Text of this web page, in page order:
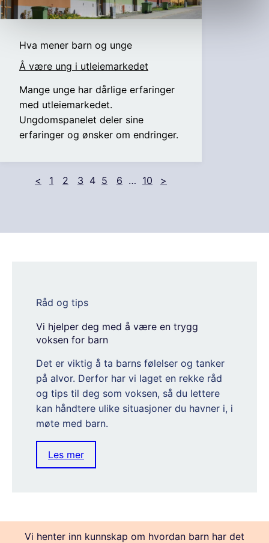
Hva mener barn og unge
Å være ung i utleiemarkedet
Mange unge har dårlige erfaringer
med utleiemarkedet.
Ungdomspanelet deler sine
erfaringer og ønsker om endringer.
< 1 2 3 4 5 6 … 10 >
Råd og tips
Vi hjelper deg med å være en trygg
voksen for barn
Det er viktig å ta barns følelser og tanker
på alvor. Derfor har vi laget en rekke råd
og tips til deg som voksen, så du lettere
kan håndtere ulike situasjoner du havner i, i
møte med barn.
Les mer
Vi henter inn kunnskap om hvordan barn har det